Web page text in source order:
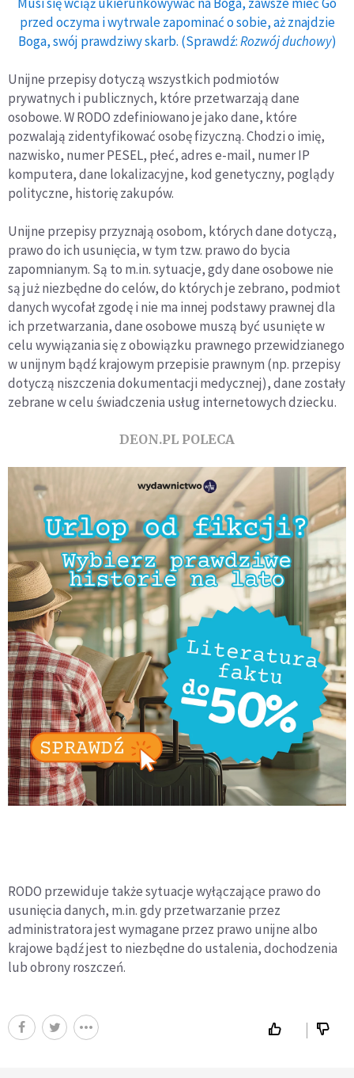
przed oczyma i wytrwale zapominać o sobie, aż znajdzie
Boga, swój prawdziwy skarb. (Sprawdź:Rozwój duchowy)
Unijne przepisy dotyczą wszystkich podmiotów
prywatnych i publicznych, które przetwarzają dane
osobowe. W RODO zdefiniowano je jako dane, które
pozwalają zidentyfikować osobę fizyczną. Chodzi o imię,
nazwisko, numer PESEL, płeć, adres e-mail, numer IP
komputera, dane lokalizacyjne, kod genetyczny, poglądy
polityczne, historię zakupów.
Unijne przepisy przyznają osobom, których dane dotyczą,
prawo do ich usunięcia, w tym tzw. prawo do bycia
zapomnianym. Są to m.in. sytuacje, gdy dane osobowe nie
są już niezbędne do celów, do których je zebrano, podmiot
danych wycofał zgodę i nie ma innej podstawy prawnej dla
ich przetwarzania, dane osobowe muszą być usunięte w
celu wywiązania się z obowiązku prawnego przewidzianego
w unijnym bądź krajowym przepisie prawnym (np. przepisy
dotyczą niszczenia dokumentacji medycznej), dane zostały
zebrane w celu świadczenia usług internetowych dziecku.
DEON.PL POLECA
RODO przewiduje także sytuacje wyłączające prawo do
usunięcia danych, m.in. gdy przetwarzanie przez
administratora jest wymagane przez prawo unijne albo
krajowe bądź jest to niezbędne do ustalenia, dochodzenia
lub obrony roszczeń.